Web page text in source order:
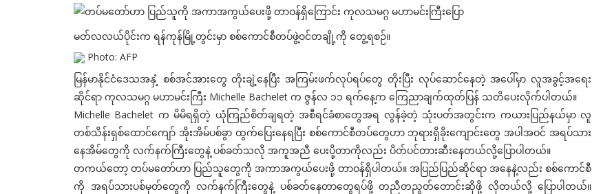
မတ်လလယ်ပိုင်းက ရန်ကုန်မြို့တွင်းမှာ စစ်ကောင်စီတပ်ဖွဲ့ဝင်တချို့ကို တွေ့ရစဉ်။
Photo: AFP
မြန်မာနိုင်ငံဒေသအနှံ့ စစ်အင်အားတွေ တိုးချဲ့နေပြီး အကြမ်းဖက်လုပ်ရပ်တွေ တိုးပြီး လုပ်ဆောင်နေတဲ့ အပေါ်မှာ လူအခွင့်အရေး
ဆိုင်ရာ ကုလသမဂ္ဂ မဟာမင်းကြီး Michelle Bachelet က ဇွန်လ ၁၁ ရက်နေ့က ကြေညာချက်ထုတ်ပြန် သတိပေးလိုက်ပါတယ်။
Michelle Bachelet က မိမိရရှိတဲ့ ယုံကြည်စိတ်ချရတဲ့ အစီရင်ခံစာတွေအရ လွန်ခဲ့တဲ့ သုံးပတ်အတွင်းက ကယားပြည်နယ်မှာ လူ
တစ်သိန်းရှစ်ထောင်ကျော် အိုးအိမ်ပစ်ခွာ ထွက်ပြေးနေရပြီး စစ်ကောင်စီတပ်တွေဟာ ဘုရားရှိခိုးကျောင်းတွေ အပါအဝင် အရပ်သား
နေအိမ်တွေကို လက်နက်ကြီးတွေနဲ့ ပစ်ခတ်သလို အကူအညီ ပေးပို့တာကိုလည်း ပိတ်ပင်တားဆီးနေတယ်လို့ပြောပါတယ်။
တကယ်တော့ တပ်မတော်ဟာ ပြည်သူတွေကို အကာအကွယ်ပေးဖို့ တာဝန်ရှိပါတယ်။ အပြည်ပြည်ဆိုင်ရာ အနေနဲ့လည်း စစ်ကောင်စီ
ကို အရပ်သားပစ်မှတ်တွေကို လက်နက်ကြီးတွေနဲ့ ပစ်ခတ်နေတာတွေရပ်ဖို့ တညီတညွတ်တောင်းဆိုဖို့ လိုတယ်လို့ ပြောပါတယ်။